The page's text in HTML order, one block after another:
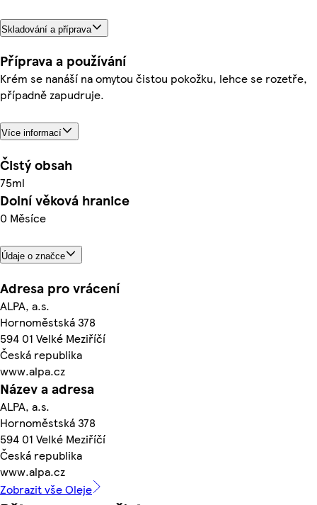
Skladování a příprava
Příprava a používání
Krém se nanáší na omytou čistou pokožku, lehce se rozetře,
případně zapudruje.
Více informací
Čistý obsah
75ml
Dolní věková hranice
0 Měsíce
Údaje o značce
Adresa pro vrácení
ALPA, a.s.
Hornoměstská 378
594 01 Velké Meziříčí
Česká republika
www.alpa.cz
Název a adresa
ALPA, a.s.
Hornoměstská 378
594 01 Velké Meziříčí
Česká republika
www.alpa.cz
Zobrazit vše Oleje